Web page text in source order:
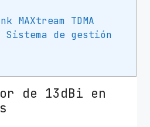
MAXtream TDMA
Sistema de gestión
de 13dBi en